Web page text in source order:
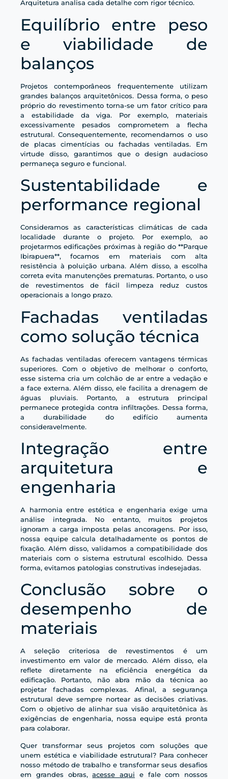
Arquitetura analisa cada detalhe com rigor técnico.
Equilíbrio entre peso
e viabilidade de
balanços
Projetos contemporâneos frequentemente utilizam
grandes balanços arquitetônicos. Dessa forma, o peso
próprio do revestimento torna-se um fator crítico para
a estabilidade da viga. Por exemplo, materiais
excessivamente pesados comprometem a flecha
estrutural. Consequentemente, recomendamos o uso
de placas cimentícias ou fachadas ventiladas. Em
virtude disso, garantimos que o design audacioso
permaneça seguro e funcional.
Sustentabilidade e
performance regional
Consideramos as características climáticas de cada
localidade durante o projeto. Por exemplo, ao
projetarmos edificações próximas à região do **Parque
Ibirapuera**, focamos em materiais com alta
resistência à poluição urbana. Além disso, a escolha
correta evita manutenções prematuras. Portanto, o uso
de revestimentos de fácil limpeza reduz custos
operacionais a longo prazo.
Fachadas ventiladas
como solução técnica
As fachadas ventiladas oferecem vantagens térmicas
superiores. Com o objetivo de melhorar o conforto,
esse sistema cria um colchão de ar entre a vedação e
a face externa. Além disso, ele facilita a drenagem de
águas pluviais. Portanto, a estrutura principal
permanece protegida contra infiltrações. Dessa forma,
a durabilidade do edifício aumenta
consideravelmente.
Integração entre
arquitetura e
engenharia
A harmonia entre estética e engenharia exige uma
análise integrada. No entanto, muitos projetos
ignoram a carga imposta pelas ancoragens. Por isso,
nossa equipe calcula detalhadamente os pontos de
fixação. Além disso, validamos a compatibilidade dos
materiais com o sistema estrutural escolhido. Dessa
forma, evitamos patologias construtivas indesejadas.
Conclusão sobre o
desempenho de
materiais
A seleção criteriosa de revestimentos é um
investimento em valor de mercado. Além disso, ela
reflete diretamente na eficiência energética da
edificação. Portanto, não abra mão da técnica ao
projetar fachadas complexas. Afinal, a segurança
estrutural deve sempre nortear as decisões criativas.
Com o objetivo de alinhar sua visão arquitetônica às
exigências de engenharia, nossa equipe está pronta
para colaborar.
Quer transformar seus projetos com soluções que
unem estética e viabilidade estrutural? Para conhecer
nosso método de trabalho e transformar seus desafios
em grandes obras,acesse aqui e fale com nossos